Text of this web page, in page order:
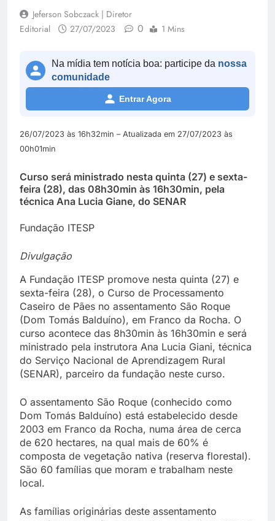
Jeferson Sobczack | Diretor
Editorial
27/07/2023 0 1 Mins
Na mídia tem notícia boa: participe da nossa
comunidade
Entrar Agora
26/07/2023 às 16h32min – Atualizada em 27/07/2023 às
00h01min
Curso será ministrado nesta quinta (27) e sexta-
feira (28), das 08h30min às 16h30min, pela
técnica Ana Lucia Giane, do SENAR
Fundação ITESP
Divulgação
A Fundação ITESP promove nesta quinta (27) e
sexta-feira (28), o Curso de Processamento
Caseiro de Pães no assentamento São Roque
(Dom Tomás Balduíno), em Franco da Rocha. O
curso acontece das 8h30min às 16h30min e será
ministrado pela instrutora Ana Lucia Giani, técnica
do Serviço Nacional de Aprendizagem Rural
(SENAR), parceiro da fundação neste curso.
O assentamento São Roque (conhecido como
Dom Tomás Balduíno) está estabelecido desde
2003 em Franco da Rocha, numa área de cerca
de 620 hectares, na qual mais de 60% é
composta de vegetação nativa (reserva florestal).
São 60 famílias que moram e trabalham neste
local.
As famílias originárias deste assentamento